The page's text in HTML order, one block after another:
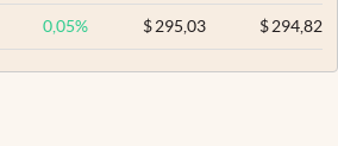
0,05% $ 295,03 $294,82